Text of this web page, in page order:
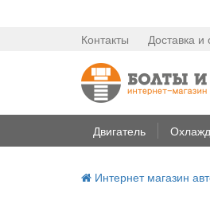
Контакты Доставка и
Двигатель
Интернет магазин